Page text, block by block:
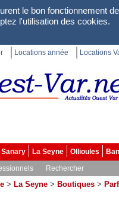
le bon fonctionnement
l'utilisation des cookies.
Locations année Locations
Sanary La Seyne Ollioules
Rechercher
> La Seyne > Boutiques >